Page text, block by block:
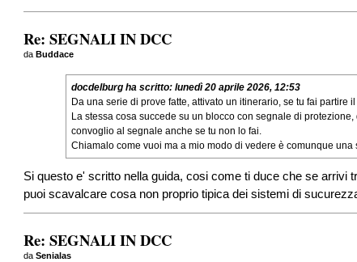
Re: SEGNALI IN DCC
daBuddace
docdelburgha scritto: lunedì 20 aprile 2026, 12:53
Da una serie di prove fatte, attivato un itinerario, se tu fai
La stessa cosa succede su un blocco con segnale di
convoglio al segnale anche se tu non lo fai.
Chiamalo come vuoi ma a mio modo di vedere è comunque una
Si questo e' scritto nella guida, cosi come ti duce che se arrivi
puoi scavalcare cosa non proprio tipica dei sistemi di
Re: SEGNALI IN DCC
daSenialas